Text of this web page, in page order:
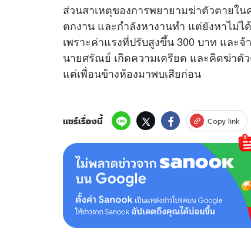
ส่วนสาเหตุของการพยายามฆ่าตัวตายใ
ตกงาน และกำลังหางานทำ แต่ยังหาไม่
เพราะค่าแรงที่ปรับสูงขึ้น 300 บาท และ
นายศรัณย์ เกิดความเครียด และคิดฆ่าตั
แต่เพื่อนข้างห้องมาพบเสียก่อน
แชร์เรื่องนี้ Copy link